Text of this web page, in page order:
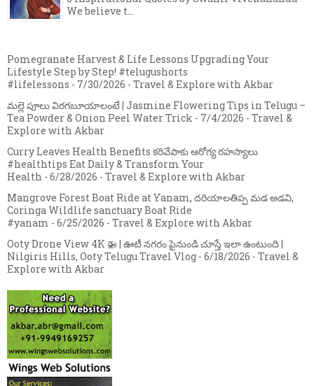
We believe t...
Pomegranate Harvest & Life Lessons Upgrading Your
Lifestyle Step by Step! #telugushorts
#lifelessons - 7/30/2026 - Travel & Explore with Akbar
మల్లె పూలు విరగబూయాలంటే | Jasmine Flowering Tips in Telugu –
Tea Powder & Onion Peel Water Trick - 7/4/2026 - Travel &
Explore with Akbar
Curry Leaves Health Benefits కరివేపాకు ఆరోగ్య రహస్యాలు
#healthtips Eat Daily & Transform Your
Health - 6/28/2026 - Travel & Explore with Akbar
Mangrove Forest Boat Ride at Yanam, దరియాలతిప్ప మడ అడవి,
Coringa Wildlife sanctuary Boat Ride
#yanam - 6/25/2026 - Travel & Explore with Akbar
Ooty Drone View 4K 🚁 | ఊటీ నగరం పైనుండి చూస్తే ఇలా ఉంటుంది |
Nilgiris Hills, Ooty Telugu Travel Vlog - 6/18/2026 - Travel &
Explore with Akbar